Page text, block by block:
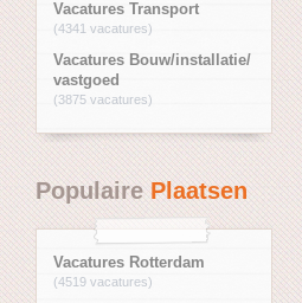
Vacatures Transport
(4341 vacatures)
Vacatures Bouw/installatie/
vastgoed
(3875 vacatures)
PopulairePlaatsen
Vacatures Rotterdam
(4519 vacatures)